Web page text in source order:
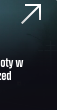
w